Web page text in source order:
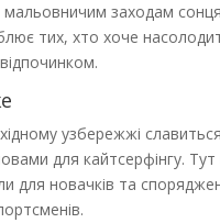
мальовничим заходам
тих, хто хоче
узбережжі славиться
для кайтсерфінгу. Тут
для новачків та